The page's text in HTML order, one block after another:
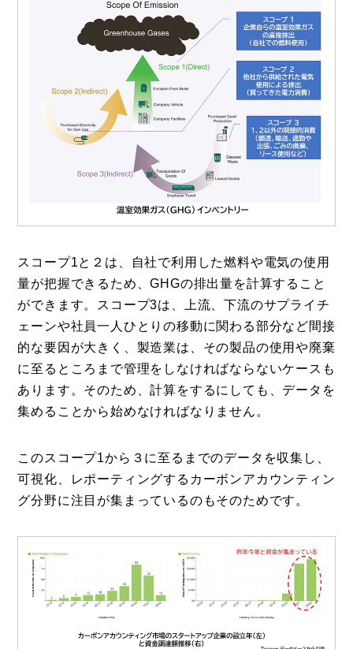
スコープ1と２は、自社で利用した燃料や電気の使用
量が把握できるため、GHGの排出量を計算すること
ができます。スコープ3は、上流、下流のサプライチ
ェーンや社員一人ひとりの移動に関わる部分など間接
的な要因が大きく、製造業は、その製品の使用や廃棄
に至るところまで管理をしなければならないケースも
あります。そのため、計算をするにしても、データを
集めることから始めなければなりません。
このスコープ1から３に至るまでのデータを収集し、
可視化、レポーティングするカーボンアカウンティン
グ分野に注目が集まっているのもそのためです。